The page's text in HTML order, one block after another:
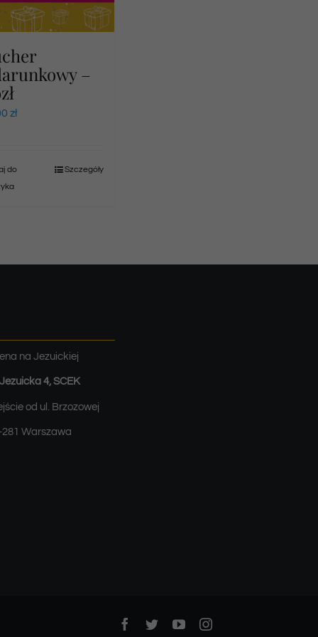
–
zł
do
Szczegóły
na Jezuickiej
4, SCEK
od ul. Brzozowej
281 Warszawa